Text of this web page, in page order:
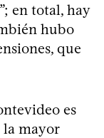
en total, hay
hubo
que
es
mayor